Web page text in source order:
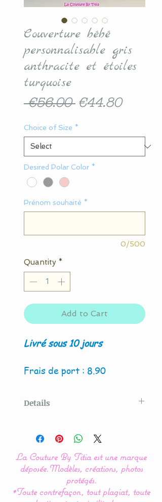
Couverture bébé
personnalisable gris
anthracite et étoiles
turquoise
€56.00 Regular
€44.80Sale
Choice of Size *
Desired Polar Color *
Prénom souhaité *
0/500
Quantity *
Add to Cart
Livré sous 10 jours
Frais de port : 8.90
Details
Couture By Titia
Notre gamme de
couverture, plaid est
La Couture By Titia est une marque
déposée.Modèles, créations, photos
protégés.
*Toute contrefaçon, tout plagiat, toute